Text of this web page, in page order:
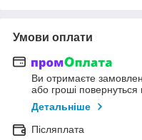
Умови оплати
Ви отримаєте
або гроші повернуться
Детальніше
Післяплата